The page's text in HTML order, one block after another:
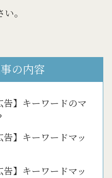
。
の内容
告】キーワードのマ
告】キーワードマッ
告】キーワードマッ